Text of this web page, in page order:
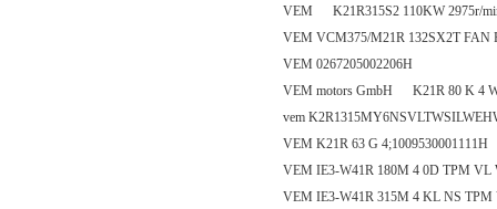
VEM K21R315S2 110KW 2975r/
VEM VCM375/M21R 132SX2T FAN
VEM 0267205002206H
VEM motors GmbH K21R 80 K 4
vem
VEM K21R 63 G 4;1009530001111H
VEM IE3-W41R 180M 4 0D TPM VL
VEM IE3-W41R 315M 4 KL NS TPM